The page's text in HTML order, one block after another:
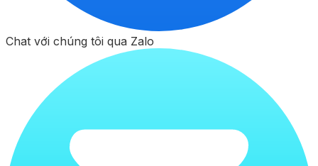
Chat với chúng tôi qua Zalo